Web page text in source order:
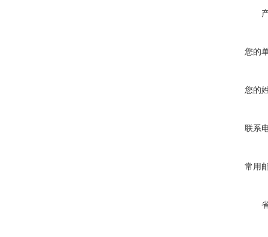
您的
您的
联系
常用